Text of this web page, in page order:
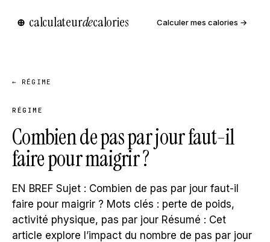
⊕ calculateurdecalories Calculer mes calories →
← RÉGIME
RÉGIME
Combien de pas par jour faut-il
faire pour maigrir ?
EN BREF Sujet : Combien de pas par jour faut-il
faire pour maigrir ? Mots clés : perte de poids,
activité physique, pas par jour Résumé : Cet
article explore l’impact du nombre de pas par jour